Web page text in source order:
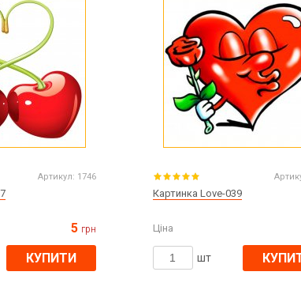
Артикул: 1746
5 грн
КУПИТИ
Картинка Love-039
Ціна
шт